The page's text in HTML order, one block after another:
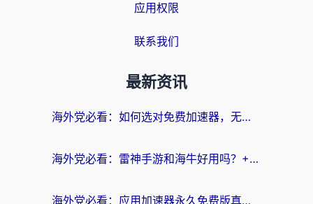
应用权限
联系我们
最新资讯
海外党必看：如何选对免费加速器，无缝访问国内资源不踩坑？
海外党必看：雷神手游和海牛好用吗？+3款热门加速器实测对比，附番茄加速器无缝回国指南
海外党必看：应用加速器永久免费版真的存在吗？教你选对回国加速器无缝刷国内资源